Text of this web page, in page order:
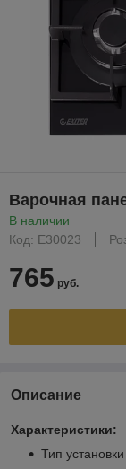
Варочная
В наличии
Код: E30023
765 руб.
Описание
Характеристики:
Тип